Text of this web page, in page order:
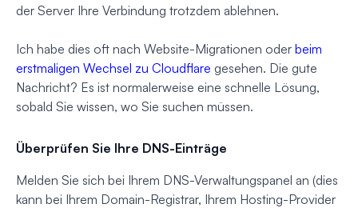
der Server Ihre Verbindung trotzdem ablehnen.
Ich habe dies oft nach Website-Migrationen oder beim
erstmaligen Wechsel zu Cloudflare gesehen. Die gute
Nachricht? Es ist normalerweise eine schnelle Lösung,
sobald Sie wissen, wo Sie suchen müssen.
Überprüfen Sie Ihre DNS-Einträge
Melden Sie sich bei Ihrem DNS-Verwaltungspanel an (dies
kann bei Ihrem Domain-Registrar, Ihrem Hosting-Provider